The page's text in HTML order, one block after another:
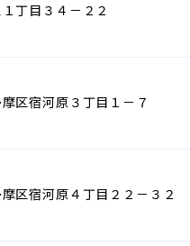
丁目３４－２２
区宿河原３丁目１－７
区宿河原４丁目２２－３２